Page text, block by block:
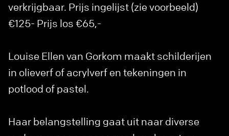
verkrijgbaar. Prijs ingelijst (zie voorbeeld)
€125- Prijs los €65,-
Louise Ellen van Gorkom maakt schilderijen
in olieverf of acrylverf en tekeningen in
potlood of pastel.
Haar belangstelling gaat uit naar diverse